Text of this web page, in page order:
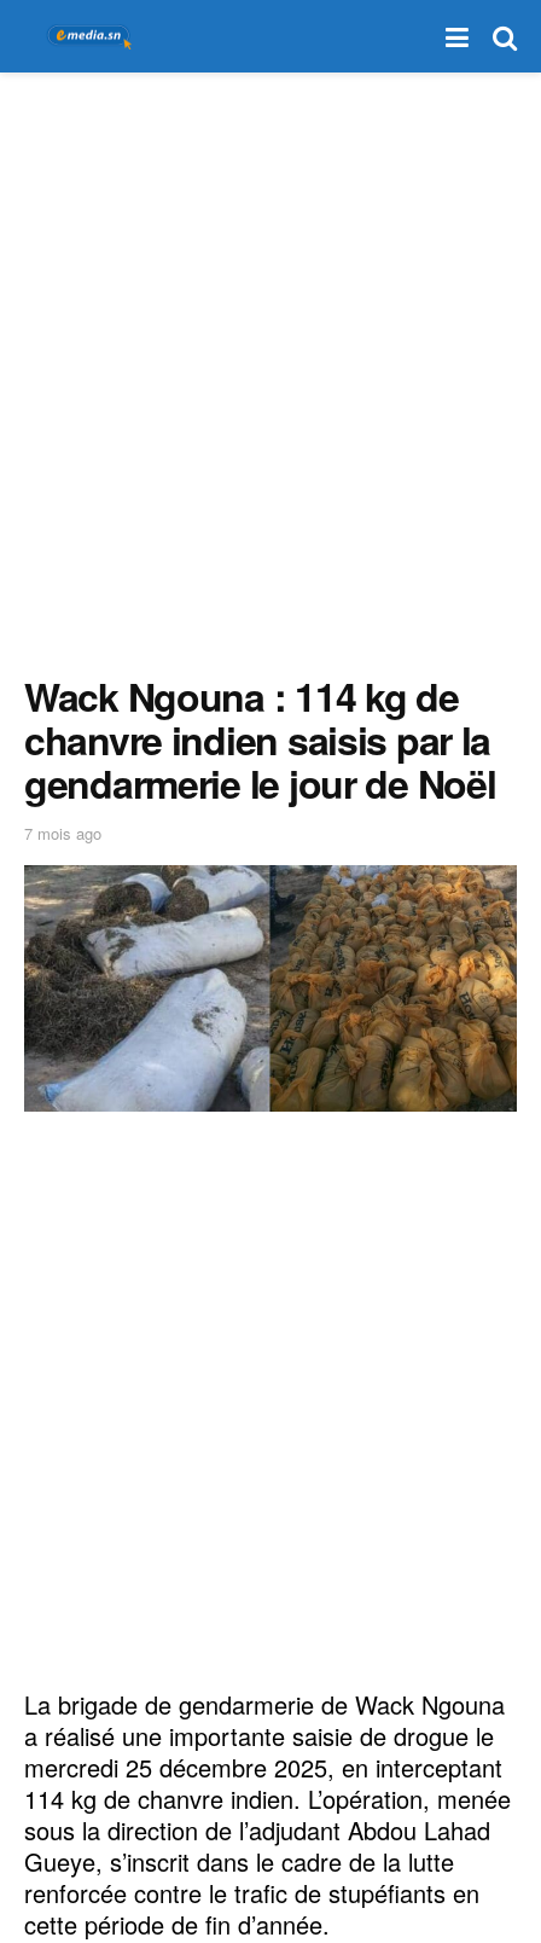
Wack Ngouna : 114 kg de
chanvre indien saisis par la
gendarmerie le jour de Noël
7 mois ago
La brigade de gendarmerie de Wack Ngouna
a réalisé une importante saisie de drogue le
mercredi 25 décembre 2025, en interceptant
114 kg de chanvre indien. L’opération, menée
sous la direction de l’adjudant Abdou Lahad
Gueye, s’inscrit dans le cadre de la lutte
renforcée contre le trafic de stupéfiants en
cette période de fin d’année.